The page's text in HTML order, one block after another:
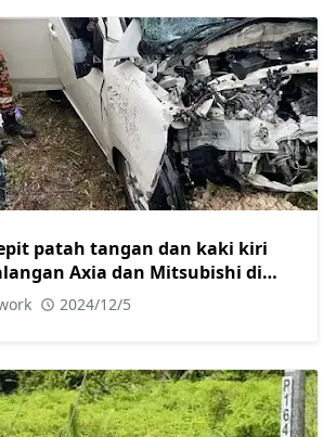
patah tangan dan kaki kiri
Axia dan Mitsubishi di
2024/12/5